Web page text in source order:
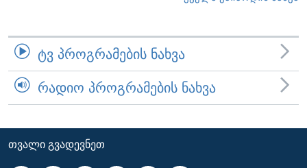
ᲢᲕ ᲞᲠᲝᲒᲠᲐᲛᲔᲑᲘᲡ ᲜᲐᲮᲕᲐ
ᲠᲐᲓᲘᲝ ᲞᲠᲝᲒᲠᲐᲛᲔᲑᲘᲡ ᲜᲐᲮᲕᲐ
ᲗᲕᲐᲚᲘ ᲒᲕᲐᲓᲔᲕᲜᲔᲗ